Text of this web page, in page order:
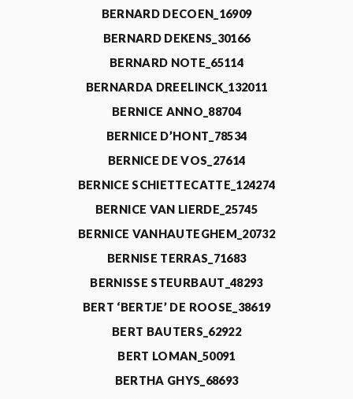
BERNARD DECOEN_16909
BERNARD DEKENS_30166
BERNARD NOTE_65114
BERNARDA DREELINCK_132011
BERNICE ANNO_88704
BERNICE D’HONT_78534
BERNICE DE VOS_27614
BERNICE SCHIETTECATTE_124274
BERNICE VAN LIERDE_25745
BERNICE VANHAUTEGHEM_20732
BERNISE TERRAS_71683
BERNISSE STEURBAUT_48293
BERT ‘BERTJE’ DE ROOSE_38619
BERT BAUTERS_62922
BERT LOMAN_50091
BERTHA GHYS_68693